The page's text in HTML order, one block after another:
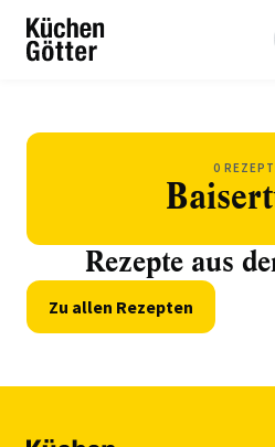
0
Rezepte aus
Zu allen Rezepten